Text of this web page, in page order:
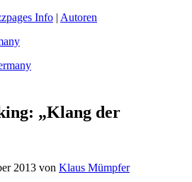
Info | Autoren
„Klang der
2013 von Klaus Mümpfer